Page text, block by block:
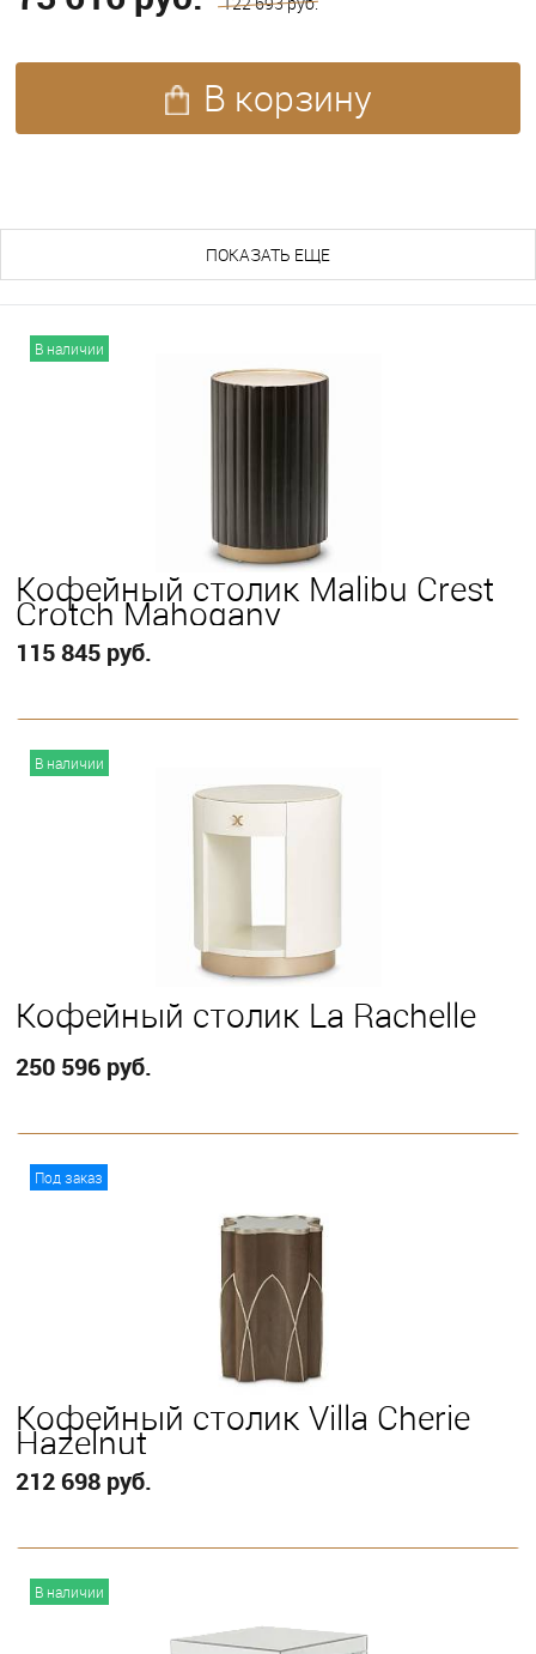
В корзину
ПОКАЗАТЬ ЕЩЕ
В наличии
Кофейный столик Malibu Crest
Crotch Mahogany
115 845 руб.
В наличии
Кофейный столик La Rachelle
250 596 руб.
Под заказ
Кофейный столик Villa Cherie
Hazelnut
212 698 руб.
В наличии